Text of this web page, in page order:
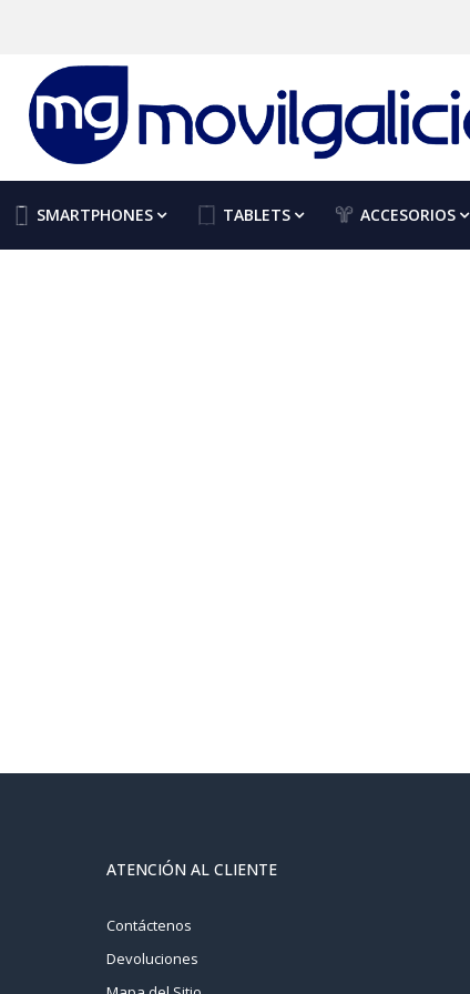
SMARTPHONES TABLETS ACCESORIOS
ATENCIÓN AL CLIENTE
Contáctenos
Devoluciones